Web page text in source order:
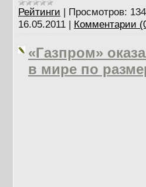
Рейтинги | Просмотров:
16.05.2011 | Комментарии
«Газпром»
в мире по